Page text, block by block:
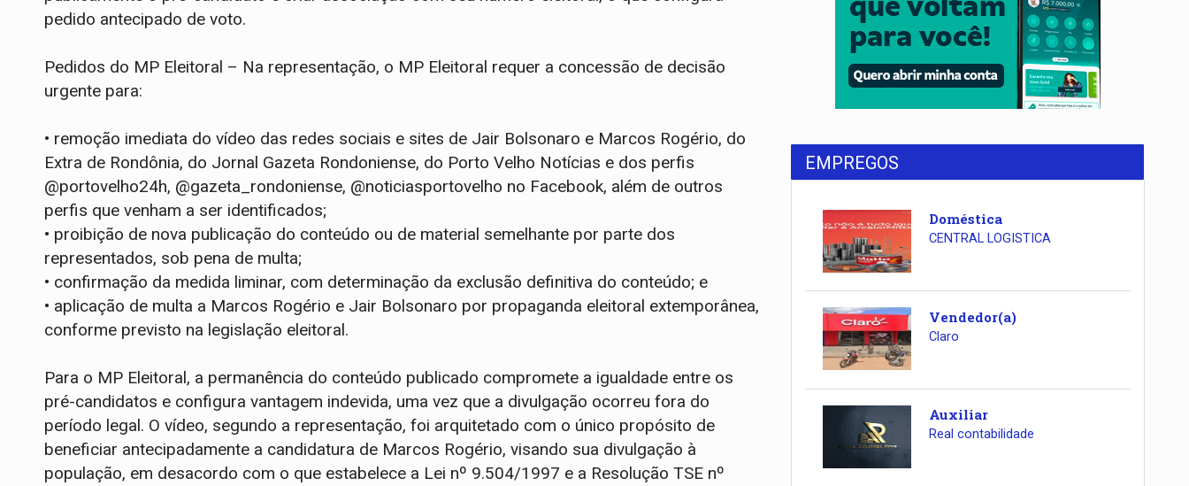
pedido antecipado de voto.
Pedidos do MP Eleitoral – Na representação, o MP Eleitoral requer a concessão de decisão
urgente para:
• remoção imediata do vídeo das redes sociais e sites de Jair Bolsonaro e Marcos Rogério, do
Extra de Rondônia, do Jornal Gazeta Rondoniense, do Porto Velho Notícias e dos perfis
@portovelho24h, @gazeta_rondoniense, @noticiasportovelho no Facebook, além de outros
perfis que venham a ser identificados;
• proibição de nova publicação do conteúdo ou de material semelhante por parte dos
representados, sob pena de multa;
• confirmação da medida liminar, com determinação da exclusão definitiva do conteúdo; e
• aplicação de multa a Marcos Rogério e Jair Bolsonaro por propaganda eleitoral extemporânea,
conforme previsto na legislação eleitoral.
Para o MP Eleitoral, a permanência do conteúdo publicado compromete a igualdade entre os
pré-candidatos e configura vantagem indevida, uma vez que a divulgação ocorreu fora do
período legal. O vídeo, segundo a representação, foi arquitetado com o único propósito de
beneficiar antecipadamente a candidatura de Marcos Rogério, visando sua divulgação à
população, em desacordo com o que estabelece a Lei nº 9.504/1997 e a Resolução TSE nº
EMPREGOS
Doméstica
CENTRAL LOGISTICA
Vendedor(a)
Claro
Auxiliar
Real contabilidade